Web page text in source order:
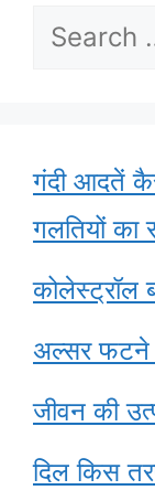
Search
गंदी आदतें
गलतियों का
कोलेस्ट्रॉल
अल्सर फटने
जीवन की
दिल किस